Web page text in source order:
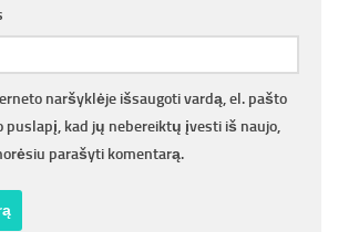
naršyklėje išsaugoti vardą, el. pašto
puslapį, kad jų nebereiktų įvesti iš naujo,
parašyti komentarą.